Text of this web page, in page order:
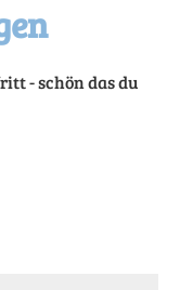
- schön das du